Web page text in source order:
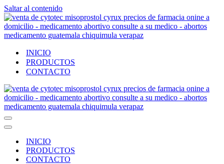
Saltar al contenido
INICIO
PRODUCTOS
CONTACTO
Menú
de
Menú
navegación
INICIO
PRODUCTOS
CONTACTO